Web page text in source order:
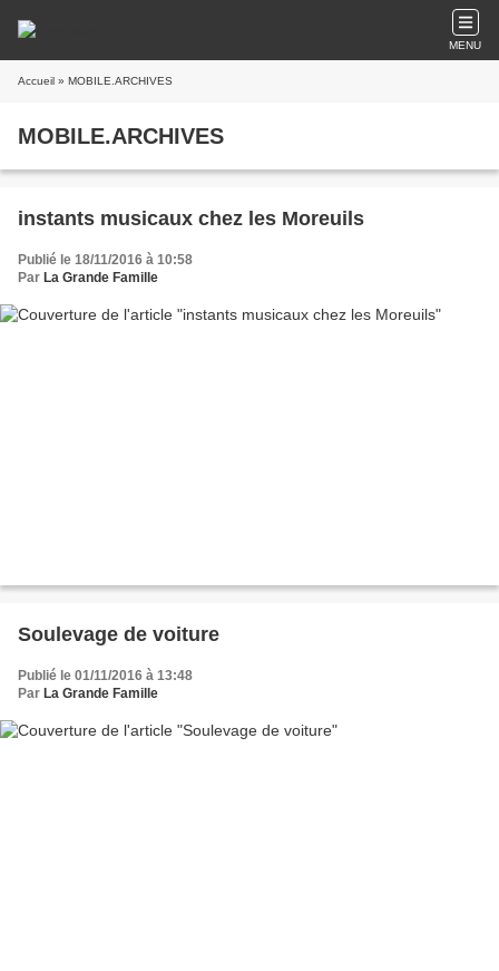
MENU
Accueil » MOBILE.ARCHIVES
MOBILE.ARCHIVES
instants musicaux chez les Moreuils
Publié le 18/11/2016 à 10:58
Par La Grande Famille
Soulevage de voiture
Publié le 01/11/2016 à 13:48
Par La Grande Famille